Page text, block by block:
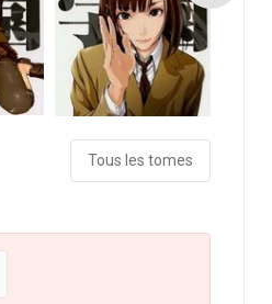
Tous les tomes